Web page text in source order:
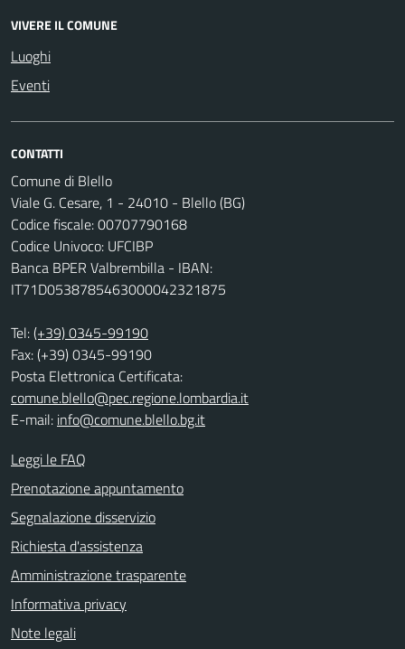
VIVERE IL COMUNE
Luoghi
Eventi
CONTATTI
Comune di Blello
Viale G. Cesare, 1 - 24010 - Blello (BG)
Codice fiscale: 00707790168
Codice Univoco: UFCIBP
Banca BPER Valbrembilla - IBAN:
IT71D0538785463000042321875
Tel:(+39) 0345-99190
Fax: (+39) 0345-99190
Posta Elettronica Certificata:
comune.blello@pec.regione.lombardia.it
E-mail: info@comune.blello.bg.it
Leggi le FAQ
Prenotazione appuntamento
Segnalazione disservizio
Richiesta d'assistenza
Amministrazione trasparente
Informativa privacy
Note legali